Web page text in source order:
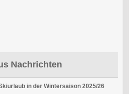
Nachrichten
in der Wintersaison 2025/26